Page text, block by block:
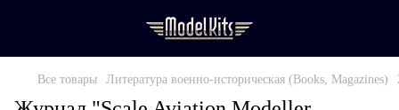
Все товары Литература военно-историческая (Books, Magazines)